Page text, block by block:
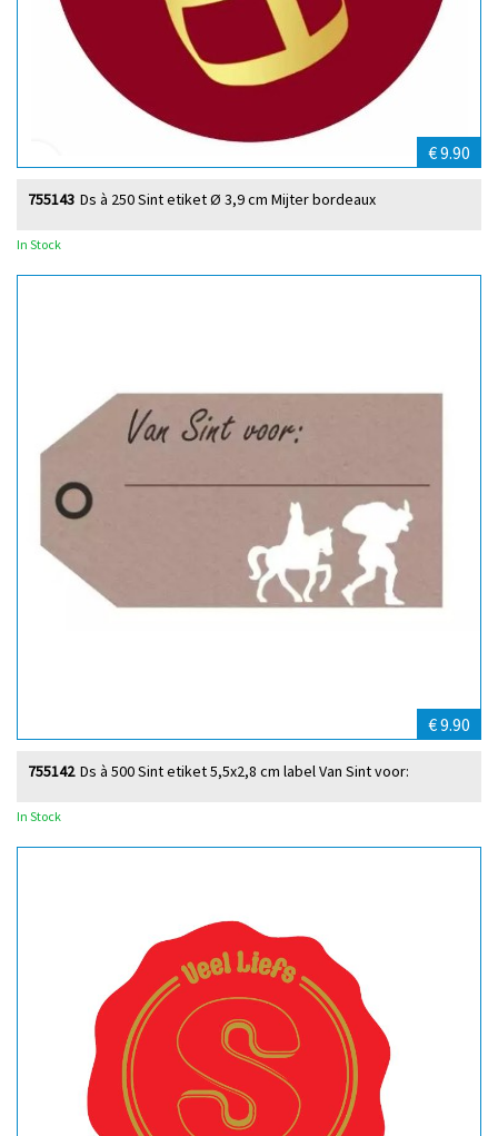
€ 9.90
Ds à 250 Sint etiket Ø 3,9 cm Mijter bordeaux
755143
In Stock
€ 9.90
Ds à 500 Sint etiket 5,5x2,8 cm label Van Sint voor:
755142
In Stock